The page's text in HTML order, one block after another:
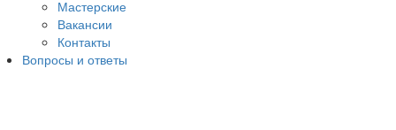
Мастерские
Вакансии
Контакты
Вопросы и ответы